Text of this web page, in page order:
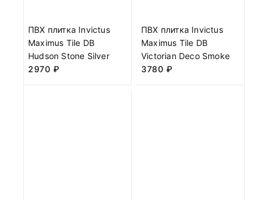
ПВХ плитка Invictus
Maximus Tile DB
Hudson Stone Silver
2970 ₽
ПВХ плитка Invictus
Maximus Tile DB
Victorian Deco Smoke
3780 ₽